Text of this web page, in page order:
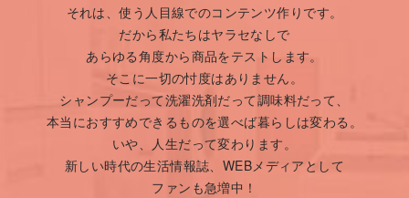
それは、使う人目線でのコンテンツ作りです。
だから私たちはヤラセなしで
あらゆる角度から商品をテストします。
そこに一切の忖度はありません。
シャンプーだって洗濯洗剤だって調味料だって、
本当におすすめできるものを選べば暮らしは変わる。
いや、人生だって変わります。
新しい時代の生活情報誌、WEBメディアとして
ファンも急増中！